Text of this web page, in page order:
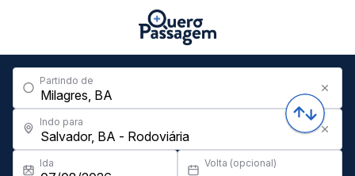
Partindo de
Indo para
Ida Volta (opcional)